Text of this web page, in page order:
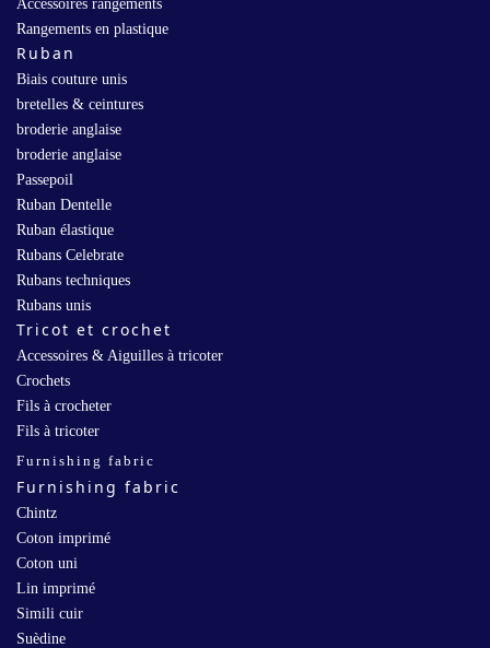
Accessoires rangements
Rangements en plastique
Ruban
Biais couture unis
bretelles & ceintures
broderie anglaise
broderie anglaise
Passepoil
Ruban Dentelle
Ruban élastique
Rubans Celebrate
Rubans techniques
Rubans unis
Tricot et crochet
Accessoires & Aiguilles à tricoter
Crochets
Fils à crocheter
Fils à tricoter
Furnishing fabric
Furnishing fabric
Chintz
Coton imprimé
Coton uni
Lin imprimé
Simili cuir
Suèdine